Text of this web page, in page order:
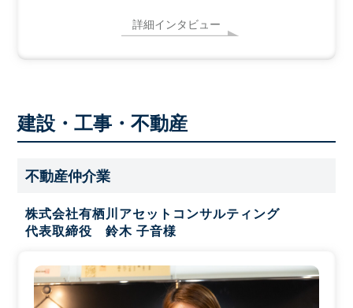
詳細インタビュー
建設・工事・不動産
不動産仲介業
株式会社有栖川アセットコンサルティング
代表取締役 鈴木 子音様